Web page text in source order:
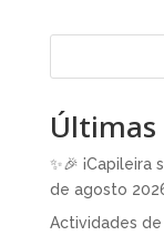
✨🎉 ¡Capileira
de agosto
Actividades de